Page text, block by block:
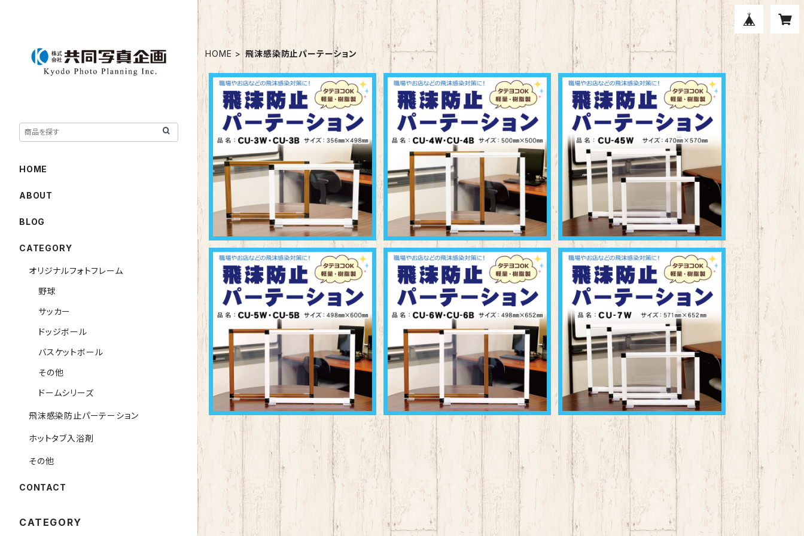
HOME 飛沫感染防止パーテーション
飛沫防止パーテーション CU-3
¥2,800
飛沫防止パーテーション CU-4
¥3,500
飛沫防止パーテーション CU-45W
¥3,800
飛沫防止パーテーション CU-5
¥4,000
飛沫防止パーテーション CU-6
¥5,000
飛沫防止パーテーション CU-7W
¥6,000
HOME
ABOUT
BLOG
CATEGORY
オリジナルフォトフレーム
野球
サッカー
ドッジボール
バスケットボール
その他
ドームシリーズ
飛沫感染防止パーテーション
ホットタブ入浴剤
その他
CONTACT
CATEGORY